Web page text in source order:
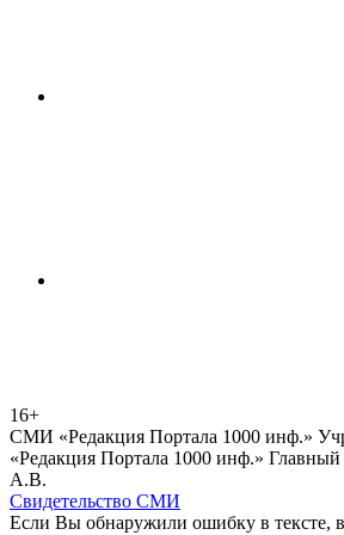
16+
СМИ «Редакция Портала 1000 инф.»
«Редакция Портала 1000 инф.»
А.В.
Свидетельство СМИ
Если Вы обнаружили ошибку в тексте,